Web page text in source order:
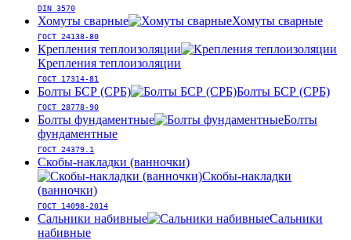
DIN 3570
Хомуты сварные Хомуты сварные
ГОСТ 24138-80
Крепления теплоизоляции
Крепления теплоизоляции
ГОСТ 17314-81
Болты БСР (СРБ) Болты БСР (СРБ)
ГОСТ 28778-90
Болты фундаментные
Болты
фундаментные
ГОСТ 24379.1
Скобы-накладки (ванночки)
Скобы-накладки
(ванночки)
ГОСТ 14098-2014
Сальники набивные
Сальники
набивные